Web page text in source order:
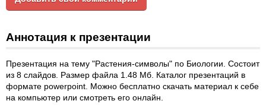
Аннотация к презентации
Презентация на тему "Растения-символы" по Биологии. Состоит
из 8 слайдов. Размер файла 1.48 Мб. Каталог презентаций в
формате powerpoint. Можно бесплатно скачать материал к себе
на компьютер или смотреть его онлайн.